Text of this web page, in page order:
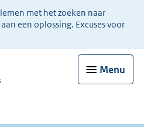
met het zoeken naar
een oplossing. Excuses voor
Menu